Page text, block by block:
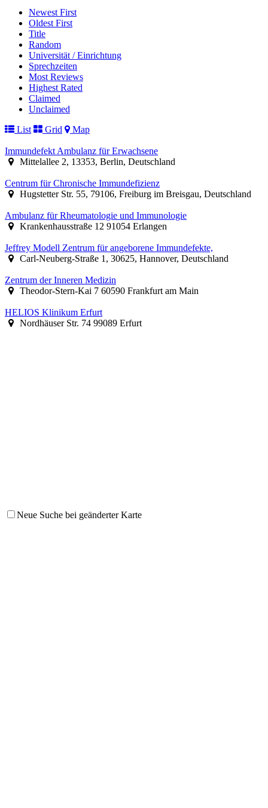
Newest First
Oldest First
Title
Random
Universität / Einrichtung
Sprechzeiten
Most Reviews
Highest Rated
Claimed
Unclaimed
List
Grid Map
Immundefekt Ambulanz für Erwachsene
Mittelallee 2, 13353, Berlin, Deutschland
Centrum für Chronische Immundefizienz
Hugstetter Str. 55, 79106, Freiburg im Breisgau, Deutschland
Ambulanz für Rheumatologie und Immunologie
Krankenhausstraße 12 91054 Erlangen
Jeffrey Modell Zentrum für angeborene Immundefekte,
Carl-Neuberg-Straße 1, 30625, Hannover, Deutschland
Zentrum der Inneren Medizin
Theodor-Stern-Kai 7 60590 Frankfurt am Main
HELIOS Klinikum Erfurt
Nordhäuser Str. 74 99089 Erfurt
Neue Suche bei geänderter Karte